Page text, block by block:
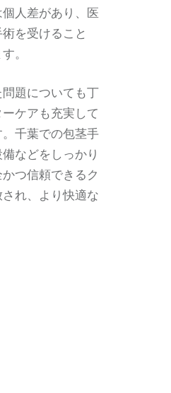
人差があり、医
を受けること
。
題についても丁
ケアも充実して
千葉での包茎手
などをしっかり
つ信頼できるク
れ、より快適な